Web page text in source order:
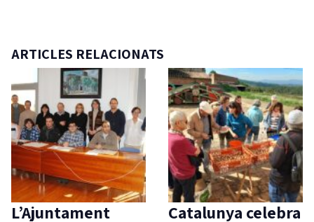
ARTICLES RELACIONATS
L’Ajuntament
Catalunya celebra